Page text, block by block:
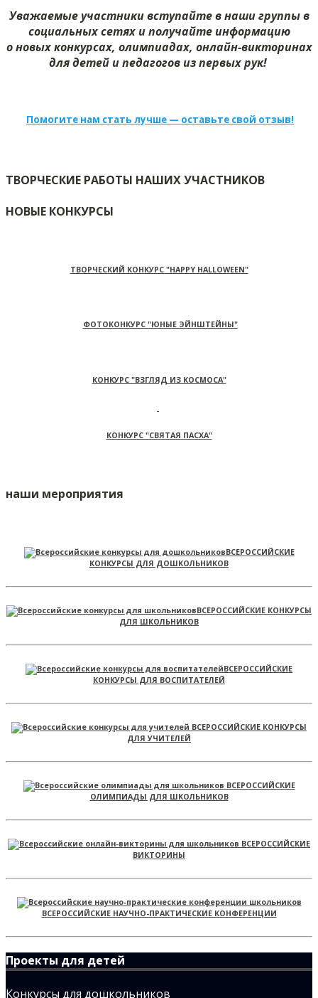
Уважаемые участники вступайте в наши группы в
социальных сетях и получайте информацию
о новых конкурсах, олимпиадах, онлайн-викторинах
для детей и педагогов из первых рук!
Помогите нам стать лучше — оставьте свой отзыв!
ТВОРЧЕСКИЕ РАБОТЫ НАШИХ УЧАСТНИКОВ
НОВЫЕ КОНКУРСЫ
ТВОРЧЕСКИЙ КОНКУРС "HAPPY HALLOWEEN"
ФОТОКОНКУРС "ЮНЫЕ ЭЙНШТЕЙНЫ"
КОНКУРС "ВЗГЛЯД ИЗ КОСМОСА"
КОНКУРС "СВЯТАЯ ПАСХА"
наши мероприятия
ВСЕРОССИЙСКИЕ
КОНКУРСЫ ДЛЯ ДОШКОЛЬНИКОВ
ВСЕРОССИЙСКИЕ КОНКУРСЫ
ДЛЯ ШКОЛЬНИКОВ
ВСЕРОССИЙСКИЕ
КОНКУРСЫ ДЛЯ ВОСПИТАТЕЛЕЙ
ВСЕРОССИЙСКИЕ КОНКУРСЫ
ДЛЯ УЧИТЕЛЕЙ
ВСЕРОССИЙСКИЕ
ОЛИМПИАДЫ ДЛЯ ШКОЛЬНИКОВ
ВСЕРОССИЙСКИЕ
ВИКТОРИНЫ
ВСЕРОССИЙСКИЕ НАУЧНО-ПРАКТИЧЕСКИЕ КОНФЕРЕНЦИИ
Проекты для детей
Конкурсы для дошкольников